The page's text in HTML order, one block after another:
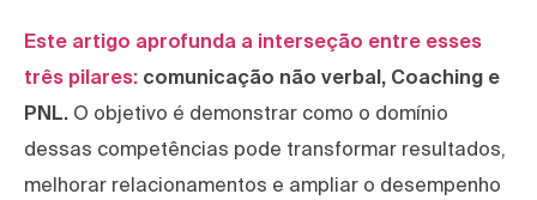
Este artigo aprofunda a interseção entre esses
três pilares: comunicação não verbal, Coaching e
PNL. O objetivo é demonstrar como o domínio
dessas competências pode transformar resultados,
melhorar relacionamentos e ampliar o desempenho